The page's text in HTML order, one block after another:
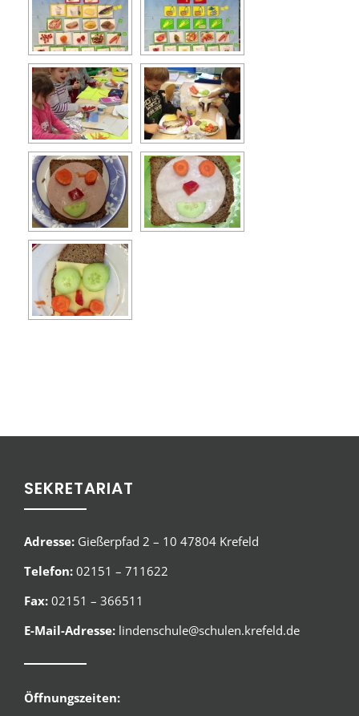
SEKRETARIAT
Adresse: Gießerpfad 2 – 10 47804 Krefeld
Telefon: 02151 – 711622
Fax: 02151 – 366511
E-Mail-Adresse: lindenschule@schulen.krefeld.de
Öffnungszeiten: